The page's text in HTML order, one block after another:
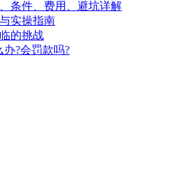
条件、费用、避坑详解
实操指南
的挑战
?会罚款吗?